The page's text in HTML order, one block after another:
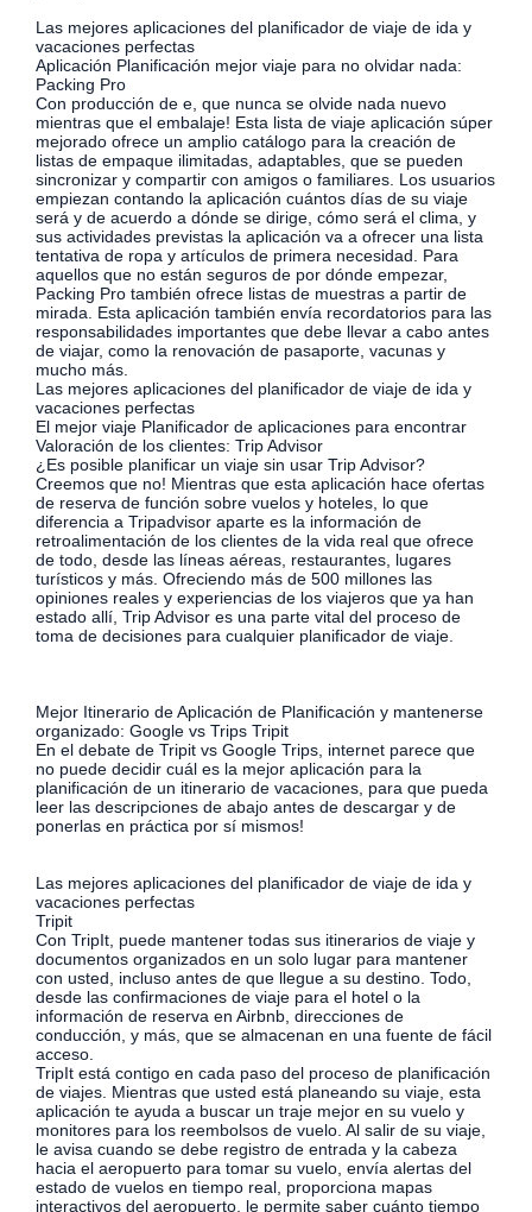
Las mejores aplicaciones del planificador de viaje de ida y
vacaciones perfectas
Aplicación Planificación mejor viaje para no olvidar nada:
Packing Pro
Con producción de e, que nunca se olvide nada nuevo
mientras que el embalaje! Esta lista de viaje aplicación súper
mejorado ofrece un amplio catálogo para la creación de
listas de empaque ilimitadas, adaptables, que se pueden
sincronizar y compartir con amigos o familiares. Los usuarios
empiezan contando la aplicación cuántos días de su viaje
será y de acuerdo a dónde se dirige, cómo será el clima, y ​​
sus actividades previstas la aplicación va a ofrecer una lista
tentativa de ropa y artículos de primera necesidad. Para
aquellos que no están seguros de por dónde empezar,
Packing Pro también ofrece listas de muestras a partir de
mirada. Esta aplicación también envía recordatorios para las
responsabilidades importantes que debe llevar a cabo antes
de viajar, como la renovación de pasaporte, vacunas y
mucho más.
Las mejores aplicaciones del planificador de viaje de ida y
vacaciones perfectas
El mejor viaje Planificador de aplicaciones para encontrar
Valoración de los clientes: Trip Advisor
¿Es posible planificar un viaje sin usar Trip Advisor?
Creemos que no! Mientras que esta aplicación hace ofertas
de reserva de función sobre vuelos y hoteles, lo que
diferencia a Tripadvisor aparte es la información de
retroalimentación de los clientes de la vida real que ofrece
de todo, desde las líneas aéreas, restaurantes, lugares
turísticos y más. Ofreciendo más de 500 millones las
opiniones reales y experiencias de los viajeros que ya han
estado allí, Trip Advisor es una parte vital del proceso de
toma de decisiones para cualquier planificador de viaje.
Mejor Itinerario de Aplicación de Planificación y mantenerse
organizado: Google vs Trips Tripit
En el debate de Tripit vs Google Trips, internet parece que
no puede decidir cuál es la mejor aplicación para la
planificación de un itinerario de vacaciones, para que pueda
leer las descripciones de abajo antes de descargar y de
ponerlas en práctica por sí mismos!
Las mejores aplicaciones del planificador de viaje de ida y
vacaciones perfectas
Tripit
Con TripIt, puede mantener todas sus itinerarios de viaje y
documentos organizados en un solo lugar para mantener
con usted, incluso antes de que llegue a su destino. Todo,
desde las confirmaciones de viaje para el hotel o la
información de reserva en Airbnb, direcciones de
conducción, y más, que se almacenan en una fuente de fácil
acceso.
TripIt está contigo en cada paso del proceso de planificación
de viajes. Mientras que usted está planeando su viaje, esta
aplicación te ayuda a buscar un traje mejor en su vuelo y
monitores para los reembolsos de vuelo. Al salir de su viaje,
le avisa cuando se debe registro de entrada y la cabeza
hacia el aeropuerto para tomar su vuelo, envía alertas del
estado de vuelos en tiempo real, proporciona mapas
interactivos del aeropuerto, le permite saber cuánto tiempo